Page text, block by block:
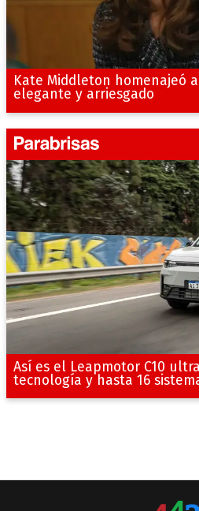
Kate Middleton homenajeó
elegante y arriesgado
Así es el Leapmotor C10
tecnología y hasta 16